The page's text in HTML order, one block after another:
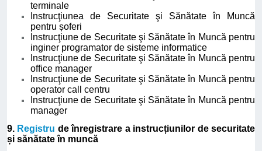
terminale
Instrucţiunea de Securitate şi Sănătate în Muncă
pentru șoferi
Instrucţiune de Securitate şi Sănătate în Muncă pentru
inginer programator de sisteme informatice
Instrucţiune de Securitate şi Sănătate în Muncă pentru
office manager
Instrucţiune de Securitate şi Sănătate în Muncă pentru
operator call centru
Instrucţiune de Securitate şi Sănătate în Muncă pentru
manager
9. Registru de înregistrare a instrucțiunilor de securitate
și sănătate în muncă